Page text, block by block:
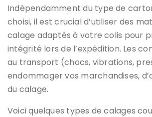
Indépendamment du type de
choisi, il est crucial d’utiliser des
calage adaptés à votre colis pour
intégrité lors de l’expédition. Les
au transport (chocs, vibrations,
endommager vos marchandises,
du calage.
Voici quelques types de calages